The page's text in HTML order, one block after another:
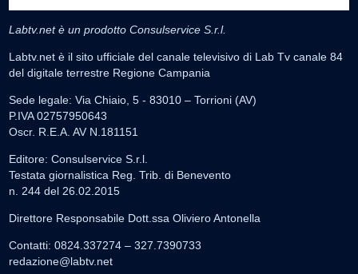
Labtv.net è un prodotto Consulservice S.r.l.
Labtv.net è il sito ufficiale del canale televisivo di Lab Tv canale 84
del digitale terrestre Regione Campania
Sede legale: Via Chiaio, 5 - 83010 – Torrioni (AV)
P.IVA 02757950643
Oscr. R.E.A. AV N.181151
Editore: Consulservice S.r.l.
Testata giornalistica Reg. Trib. di Benevento
n. 244 del 26.02.2015
Direttore Responsabile Dott.ssa Oliviero Antonella
Contatti: 0824.337274 – 327.7390733
redazione@labtv.net